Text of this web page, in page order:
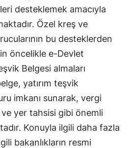
desteklemek amacıyla
Özel kreş ve
bu desteklerden
öncelikle e-Devlet
Belgesi almaları
yatırım teşvik
imkanı sunarak, vergi
yer tahsisi gibi önemli
Konuyla ilgili daha fazla
bakanlıkların resmi